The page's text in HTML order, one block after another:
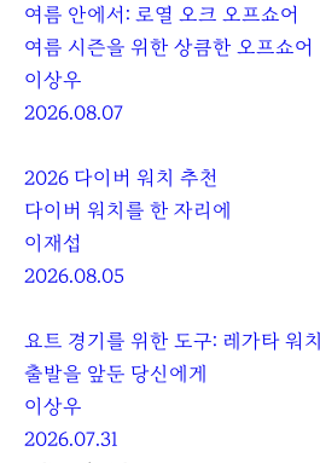
여름 안에서: 로열 오크 오프쇼어
여름 시즌을 위한 상큼한 오프쇼어
이상우
2026.08.07
2026 다이버 워치 추천
다이버 워치를 한 자리에
이재섭
2026.08.05
요트 경기를 위한 도구: 레가타 워치
출발을 앞둔 당신에게
이상우
2026.07.31